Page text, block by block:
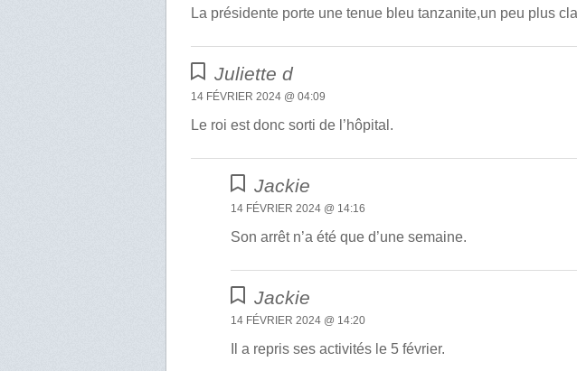
La présidente porte une tenue bleu tanzanite,un peu plus
Juliette d
14 FÉVRIER 2024 @ 04:09
Le roi est donc sorti de l’hôpital.
Jackie
14 FÉVRIER 2024 @ 14:16
Son arrêt n’a été que d’une semaine.
Jackie
14 FÉVRIER 2024 @ 14:20
Il a repris ses activités le 5 février.